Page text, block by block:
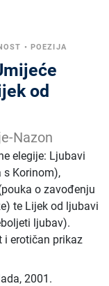
• POEZIJA
od
Nazon
elegije: Ljubavi
s Korinom),
o zavođenju
te Lijek od ljubavi
ljubav).
i erotičan prikaz
,2001.